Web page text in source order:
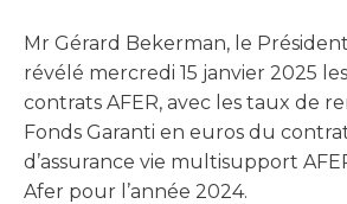
Mr Gérard Bekerman, le Président
révélé mercredi 15 janvier 2025
contrats AFER, avec les taux de
Fonds Garanti en euros du
d’assurance vie multisupport
Afer pour l’année 2024.